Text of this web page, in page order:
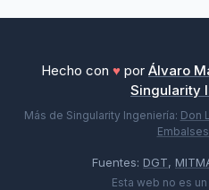
Hecho con ♥ por Álvaro
Singularity
Más de Singularity Ingeniería: Don
Fuentes: DGT,
Esta web no es